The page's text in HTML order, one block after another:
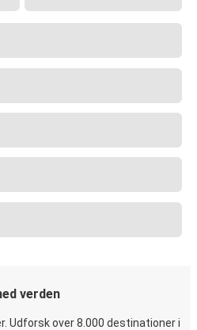
verden
Udforsk over 8.000 destinationer i